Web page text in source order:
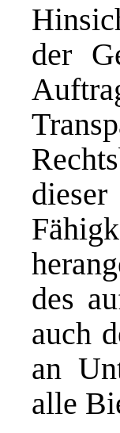
der
des
auch
an
alle